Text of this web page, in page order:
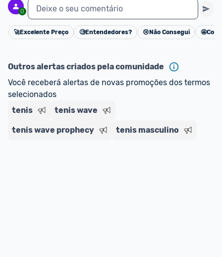
0 Deixe o seu comentário
Cancelar
🚀Excelente Preço 🧐Entendedores? 😢 Não Consegui 🤩
Outros alertas criados pela comunidade
Você receberá alertas de novas promoções dos termos
selecionados
tenis
tenis wave
tenis wave prophecy tenis masculino